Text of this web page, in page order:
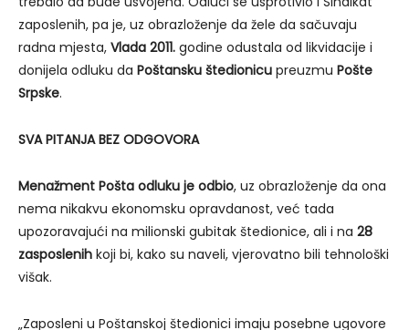
zaposlenih, pa je, uz obrazloženje da žele da sačuvaju
radna mjesta, Vlada 2011. godine odustala od likvidacije i
donijela odluku da Poštansku štedionicu preuzmu Pošte
Srpske.
SVA PITANJA BEZ ODGOVORA
Menažment Pošta odluku je odbio, uz obrazloženje da ona
nema nikakvu ekonomsku opravdanost, već tada
upozoravajući na milionski gubitak štedionice, ali i na 28
zasposlenih koji bi, kako su naveli, vjerovatno bili tehnološki
višak.
„Zaposleni u Poštanskoj štedionici imaju posebne ugovore